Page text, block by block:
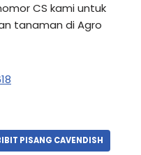
CS kami untuk
tanaman di Agro
PISANG CAVENDISH